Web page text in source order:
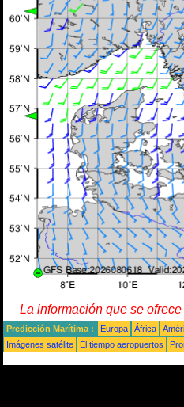
La información que se
Predicción Marítima : Europa África
Imágenes satélite
El tiempo aeropuertos